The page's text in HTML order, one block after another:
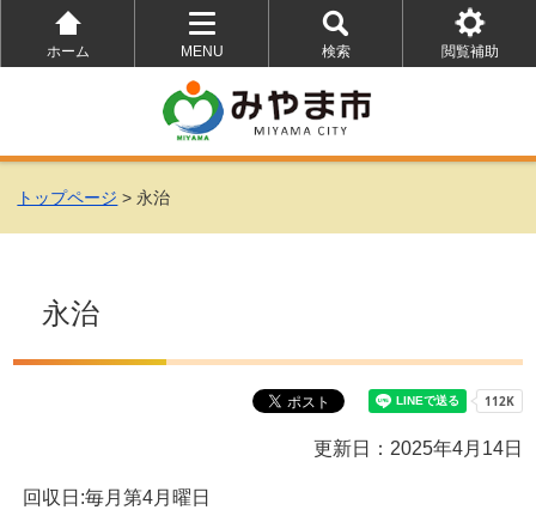
ホーム
MENU
を
開
く
検索
を
開
く
閲覧補助
を
トップページ > 永治
永治
更新日：2025年4月14日
回収日:毎月第4月曜日